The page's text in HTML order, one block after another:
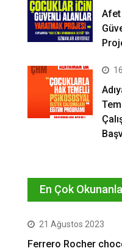
En Çok
21 Ağustos 2023
Ferrero Rocher